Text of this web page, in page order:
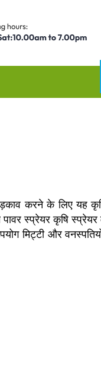
करने के लिए यह
स्प्रेयर कृषि
मिट्टी और